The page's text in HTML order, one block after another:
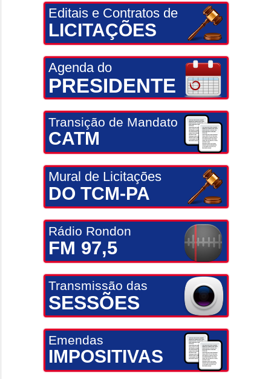
Editais e Contratos de
LICITAÇÕES
Agenda do
PRESIDENTE
Transição de Mandato
CATM
Mural de Licitações
DO TCM-PA
Rádio Rondon
FM 97,5
Transmissão das
SESSÕES
Emendas
IMPOSITIVAS